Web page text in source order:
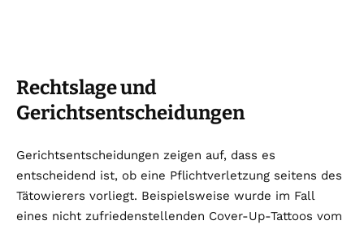
Rechtslage und
Gerichtsentscheidungen
Gerichtsentscheidungen zeigen auf, dass es
entscheidend ist, ob eine Pflichtverletzung seitens des
Tätowierers vorliegt. Beispielsweise wurde im Fall
eines nicht zufriedenstellenden Cover-Up-Tattoos vom